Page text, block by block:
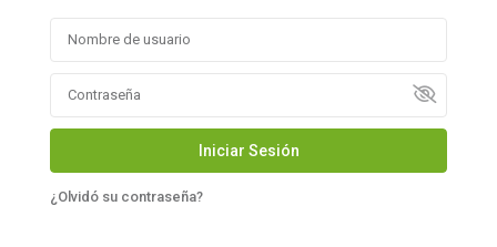
Iniciar Sesión
¿Olvidó su contraseña?